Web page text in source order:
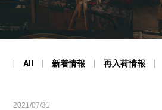
All 新着情報 再入荷情報
2021/07/31